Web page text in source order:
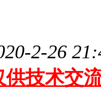
2-26
供技术交